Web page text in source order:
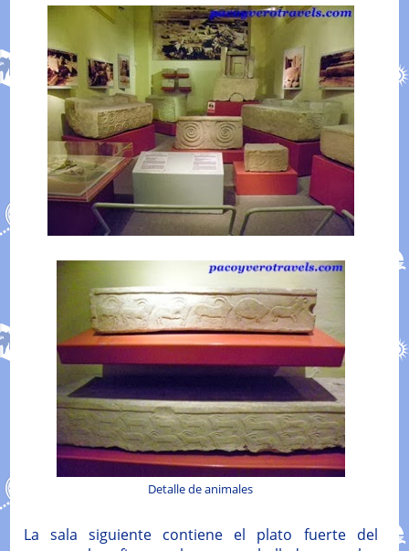
Detalle de animales
La sala siguiente contiene el plato fuerte del